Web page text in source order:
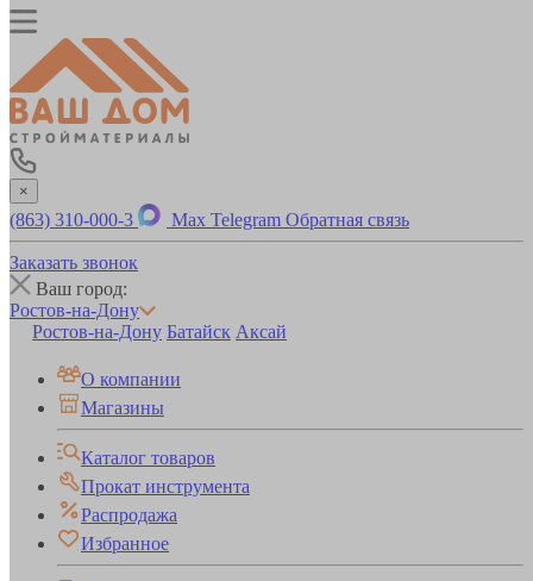
×
(863) 310-000-3 Max Telegram Обратная связь
Заказать звонок
Ваш город:
Ростов-на-Дону
Ростов-на-Дону Батайск Аксай
О компании
Магазины
Каталог товаров
Прокат инструмента
Распродажа
Избранное